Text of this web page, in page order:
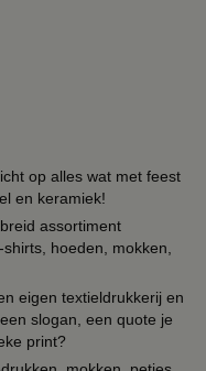
op alles wat met feest
en keramiek!
assortiment
hoeden, mokken,
eigen textieldrukkerij en
slogan, een quote je
print?